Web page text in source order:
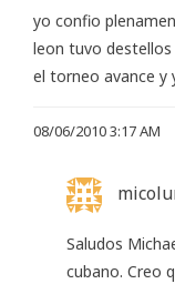
yo confio
leon tuvo
el torneo avance y
08/06/2010 3:17 AM
Saludos
cubano. Creo